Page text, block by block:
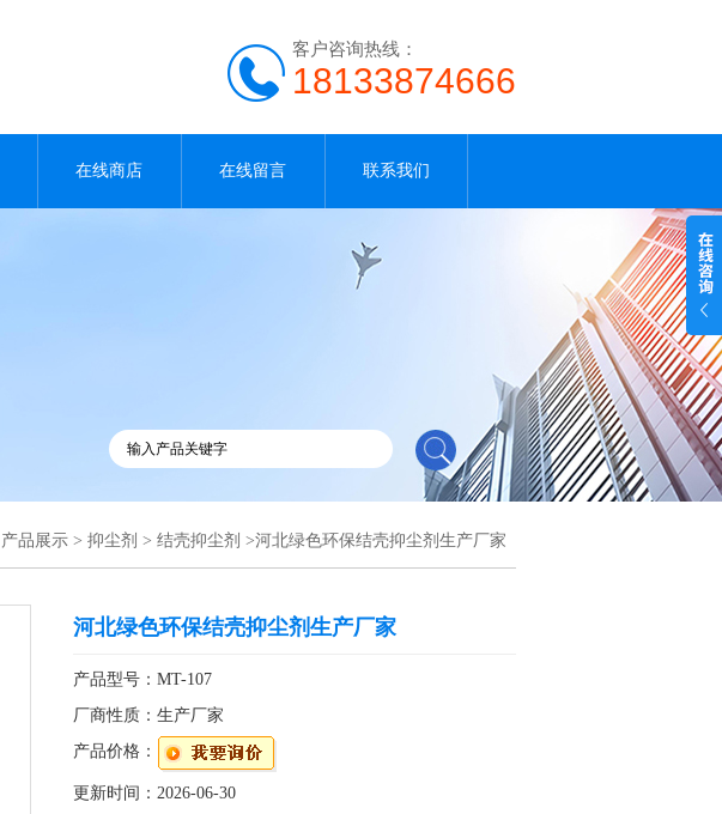
客户咨询热线：
18133874666
在线商店 在线留言 联系我们
产品展示 > 抑尘剂 > 结壳抑尘剂 >河北绿色环保结壳抑尘剂生产厂家
河北绿色环保结壳抑尘剂生产厂家
产品型号：MT-107
厂商性质：生产厂家
产品价格：
更新时间：2026-06-30